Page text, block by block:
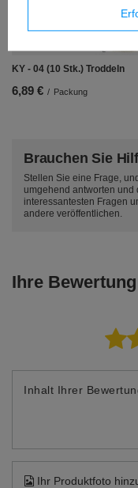
KY - 04 (10 Stk.) Troddeln
6,89 € / Packung
Brauchen Sie
Stellen Sie eine Frage,
umgehend antworten und
interessantesten Fragen
andere veröffentlichen.
Ihre
Inhalt Ihrer
Ihr Produktfoto